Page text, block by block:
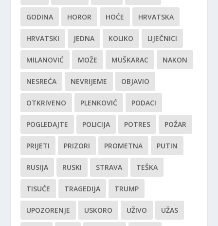
GODINA HOROR HOĆE HRVATSKA
HRVATSKI JEDNA KOLIKO LIJEČNICI
MILANOVIĆ MOŽE MUŠKARAC NAKON
NESREĆA NEVRIJEME OBJAVIO
OTKRIVENO PLENKOVIĆ PODACI
POGLEDAJTE POLICIJA POTRES POŽAR
PRIJETI PRIZORI PROMETNA PUTIN
RUSIJA RUSKI STRAVA TEŠKA
TISUĆE TRAGEDIJA TRUMP
UPOZORENJE USKORO UŽIVO UŽAS